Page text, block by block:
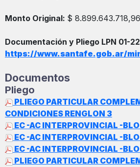
Monto Original: $ 8.899.643.718,96
Documentación y Pliego LPN 01-22
https://www.santafe.gob.ar/
Documentos
Pliego
PLIEGO PARTICULAR
CONDICIONES RENGLON 3
EC -AC INTERPROVINCIAL -
EC -AC INTERPROVINCIAL -
EC -AC INTERPROVINCIAL -
PLIEGO PARTICULAR